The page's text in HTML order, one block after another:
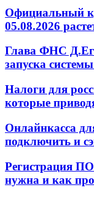
Официальный
05.08.2026
Глава ФНС
запуска
Налоги для
которые
Онлайнкасса
подключить и
Регистрация
нужна и как